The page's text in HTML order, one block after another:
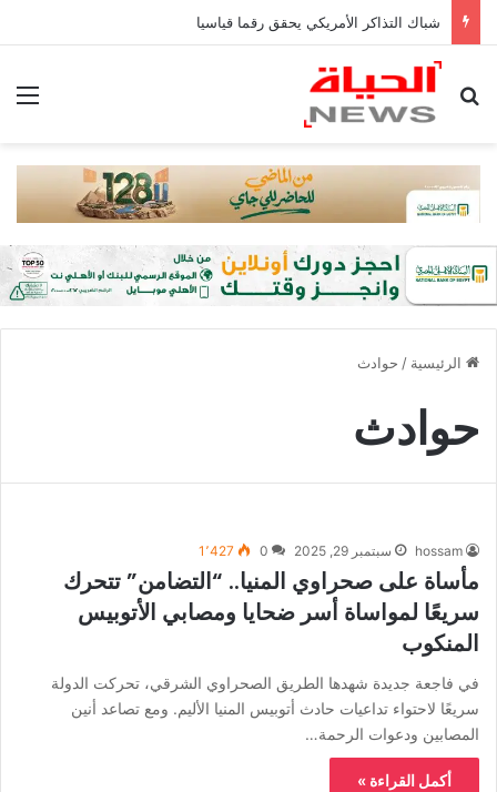
شباك التذاكر الأمريكي يحقق رقما قياسيا
بحث عن
الرئيسية / حوادث
حوادث
hossam سبتمبر 29, 2025 0 1٬427
مأساة على صحراوي المنيا.. “التضامن” تتحرك
سريعًا لمواساة أسر ضحايا ومصابي الأتوبيس
المنكوب
في فاجعة جديدة شهدها الطريق الصحراوي الشرقي، تحركت الدولة
سريعًا لاحتواء تداعيات حادث أتوبيس المنيا الأليم. ومع تصاعد أنين
المصابين ودعوات الرحمة…
أكمل القراءة »